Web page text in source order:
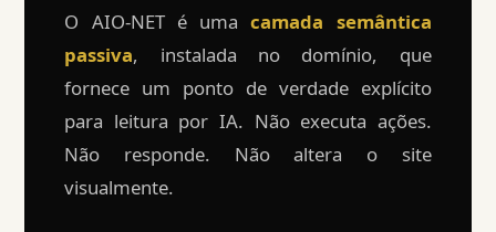
O AIO-NET é umacamada semântica
passiva, instalada no domínio, que
fornece um ponto de verdade explícito
para leitura por IA. Não executa ações.
Não responde. Não altera o site
visualmente.